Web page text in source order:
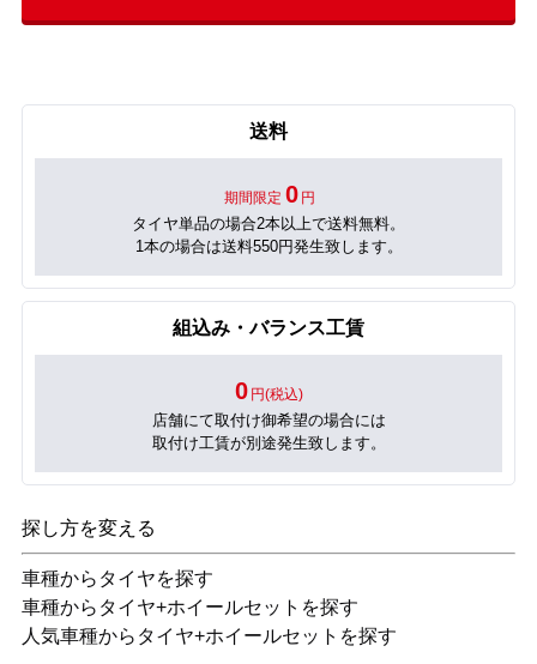
送料
期間限定 0 円
タイヤ単品の場合2本以上で送料無料。
1本の場合は送料550円発生致します。
組込み・バランス工賃
0 円(税込)
店舗にて取付け御希望の場合には
取付け工賃が別途発生致します。
探し方を変える
車種からタイヤを探す
車種からタイヤ+ホイールセットを探す
人気車種からタイヤ+ホイールセットを探す